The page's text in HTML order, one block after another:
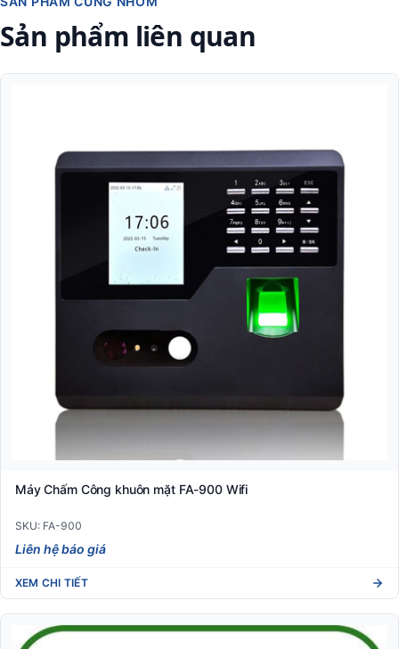
Sản phẩm liên quan
Máy Chấm Công khuôn mặt FA-900 Wifi
SKU: FA-900
Liên hệ báo giá
XEM CHI TIẾT